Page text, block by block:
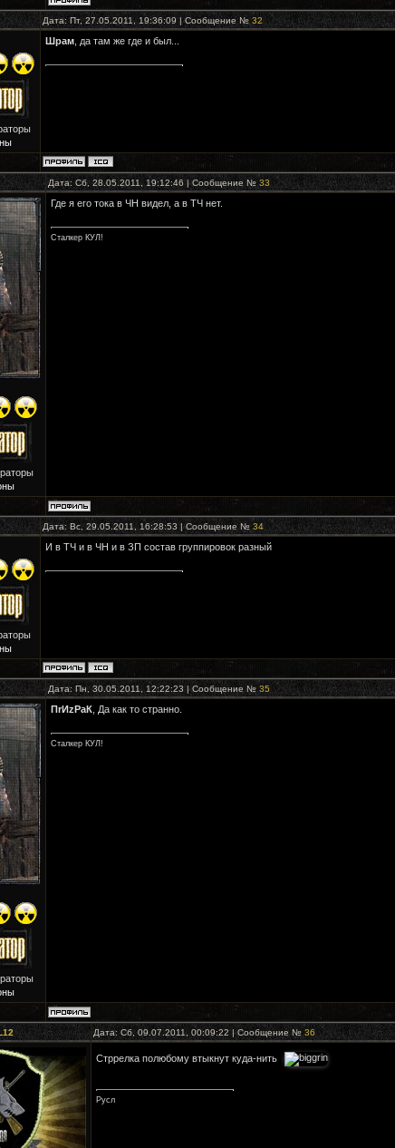
Дата: Пт, 27.05.2011, 19:36:09 | Сообщение № 32
Шрам , да там же где и был...
Дата: Сб, 28.05.2011, 19:12:46 | Сообщение № 33
Где я его тока в ЧН видел, а в ТЧ нет.
Сталкер КУЛ!
Дата: Вс, 29.05.2011, 16:28:53 | Сообщение № 34
И в ТЧ и в ЧН и в ЗП состав группировок разный
Дата: Пн, 30.05.2011, 12:22:23 | Сообщение № 35
ПrИzРaК , Да как то странно.
Сталкер КУЛ!
Дата: Сб, 09.07.2011, 00:09:22 | Сообщение № 36
Стррелка полюбому втыкнут куда-нить
Русл